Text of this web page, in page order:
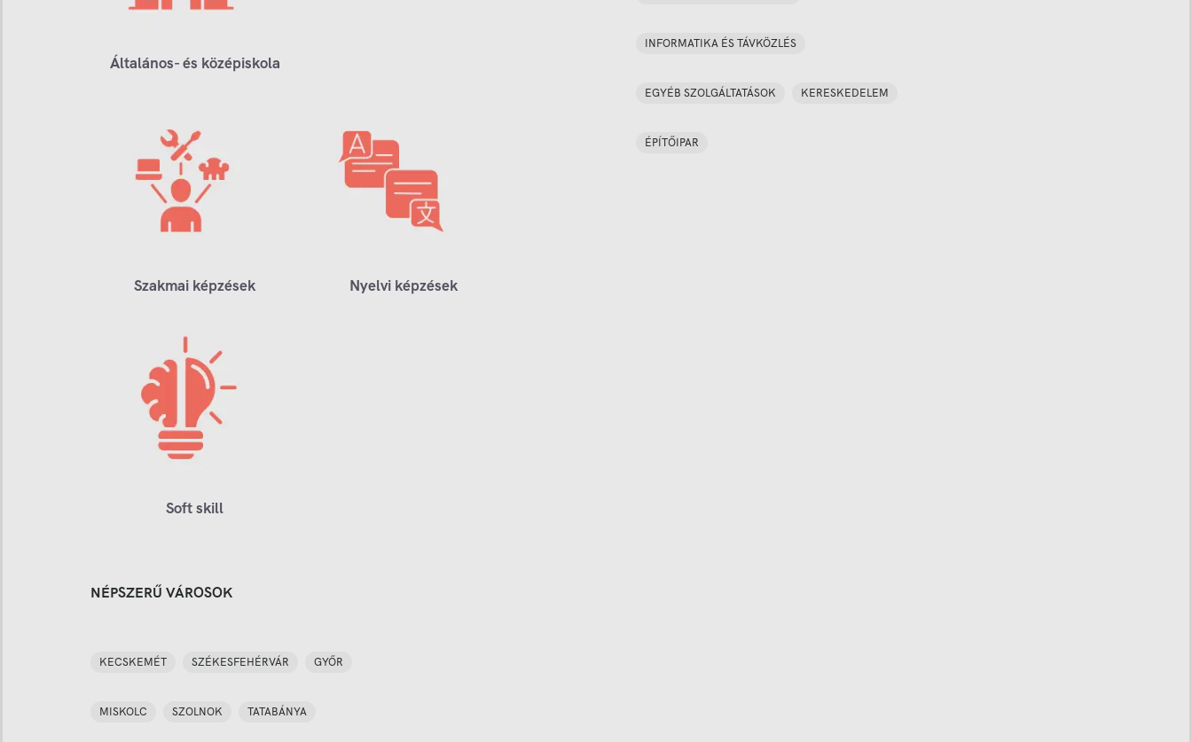
Általános- és középiskola
Szakmai képzések Nyelvi képzések
Soft skill
INFORMATIKA ÉS TÁVKÖZLÉS
EGYÉB SZOLGÁLTATÁSOK KERESKEDELEM
ÉPÍTŐIPAR
NÉPSZERŰ VÁROSOK
KECSKEMÉT SZÉKESFEHÉRVÁR GYŐR
MISKOLC SZOLNOK TATABÁNYA